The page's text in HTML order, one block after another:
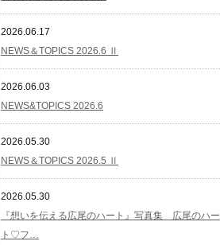
2026.06.17
NEWS＆TOPICS 2026.6 Ⅱ
2026.06.03
NEWS&TOPICS 2026.6
2026.05.30
NEWS＆TOPICS 2026.5 Ⅱ
2026.05.30
『想いを伝える広尾のハート』写真集 広尾のハー
ト♡フ…